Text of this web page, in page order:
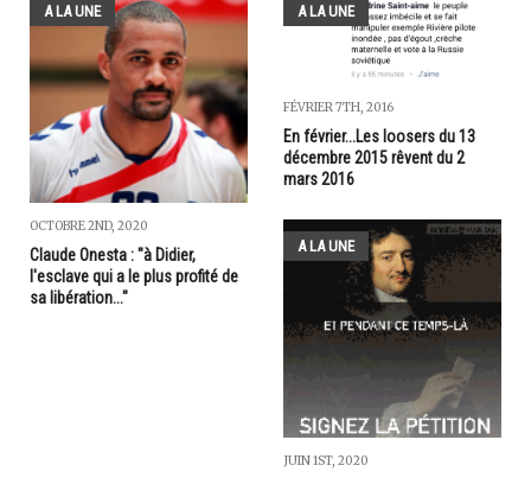
A LA UNE
OCTOBRE 2ND, 2020
Claude Onesta : "à Didier,
l'esclave qui a le plus profité de
sa libération..."
A LA UNE
FÉVRIER 7TH, 2016
En février...Les loosers du 13
décembre 2015 rêvent du 2
mars 2016
A LA UNE
JUIN 1ST, 2020